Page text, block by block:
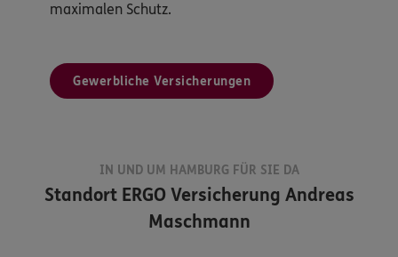
maximalen Schutz.
Gewerbliche Versicherungen
IN UND UM HAMBURG FÜR SIE DA
Standort ERGO Versicherung Andreas
Maschmann